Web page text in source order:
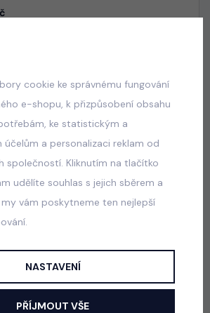
pink lounge tepláky
cappuccino lounge tepláky
Jak vybrat správnou velikost?
cookie ke správnému fungování
e-shopu, k přizpůsobení obsahu
ke statistickým a
účelům a personalizaci reklam od
společností. Kliknutím na tlačítko
udělíte souhlas s jejich sběrem a
vám poskytneme ten nejlepší
NASTAVENÍ
PŘÍJMOUT VŠE